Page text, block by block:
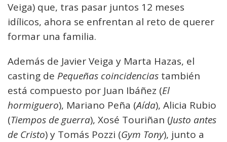
Veiga) que, tras pasar juntos 12 meses
idílicos, ahora se enfrentan al reto de querer
formar una familia.
Además de Javier Veiga y Marta Hazas, el
casting de Pequeñas coincidencias también
está compuesto por Juan Ibáñez (El
hormiguero), Mariano Peña (Aída), Alicia Rubio
(Tiempos de guerra), Xosé Touriñan (Justo antes
de Cristo) y Tomás Pozzi (Gym Tony), junto a